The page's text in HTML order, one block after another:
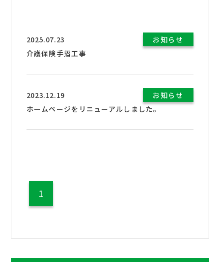
2025.07.23
お知らせ
介護保険手摺工事
2023.12.19
お知らせ
ホームページをリニューアルしました。
1